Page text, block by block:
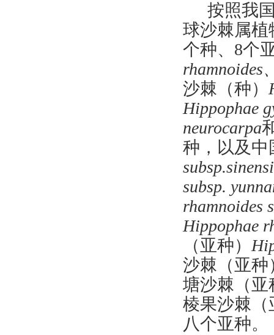
按照我
球沙棘属植
个种、8个
rhamnoides
沙棘（种）
Hippophae
neurocarpa
种，以及中
subsp.
rhamnoides
Hippophae
（亚种）
沙棘（亚种
塘沙棘（亚
棱果沙棘（
八个亚种。